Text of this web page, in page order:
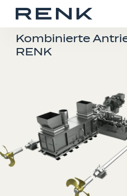
HYBRIDANTRIEBE
Kombinierte
RENK